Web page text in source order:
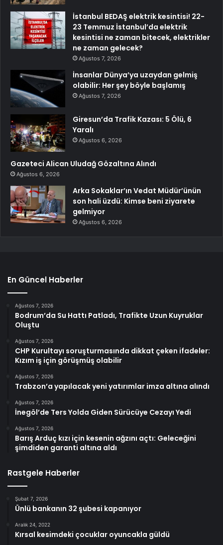
İstanbul BEDAŞ elektrik kesintisi! 22-
23 Temmuz İstanbul’da elektrik
kesintisi ne zaman bitecek, elektrikler
ne zaman gelecek?
Ağustos 7, 2026
İnsanlar Dünya’ya uzaydan gelmiş
olabilir: Her şey böyle başlamış
Ağustos 7, 2026
Giresun’da Trafik Kazası: 5 Ölü, 6
Yaralı
Ağustos 6, 2026
Gazeteci Alican Uludağ Gözaltına Alındı
Ağustos 6, 2026
Arka Sokaklar’ın Vedat Müdür’ünün
son hali üzdü: Kimse beni ziyarete
gelmiyor
Ağustos 6, 2026
En Güncel Haberler
Ağustos 7, 2026
Bodrum’da Su Hattı Patladı, Trafikte Uzun Kuyruklar
Oluştu
Ağustos 7, 2026
CHP Kurultayı soruşturmasında dikkat çeken ifadeler:
Kızım iş için görüşmüş olabilir
Ağustos 7, 2026
Trabzon’a yapılacak yeni yatırımlar imza altına alındı
Ağustos 7, 2026
İnegöl’de Ters Yolda Giden Sürücüye Cezayı Yedi
Ağustos 7, 2026
Barış Arduç kızı için kesenin ağzını açtı: Geleceğini
şimdiden garanti altına aldı
Rastgele Haberler
Şubat 7, 2026
Ünlü bankanın 32 şubesi kapanıyor
Aralık 24, 2022
Kırsal kesimdeki çocuklar oyuncakla güldü